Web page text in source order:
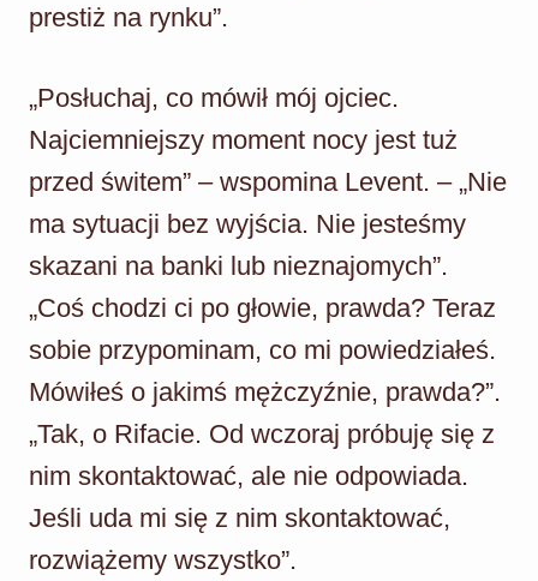
prestiż na rynku”.
„Posłuchaj, co mówił mój ojciec.
Najciemniejszy moment nocy jest tuż
przed świtem” – wspomina Levent. – „Nie
ma sytuacji bez wyjścia. Nie jesteśmy
skazani na banki lub nieznajomych”.
„Coś chodzi ci po głowie, prawda? Teraz
sobie przypominam, co mi powiedziałeś.
Mówiłeś o jakimś mężczyźnie, prawda?”.
„Tak, o Rifacie. Od wczoraj próbuję się z
nim skontaktować, ale nie odpowiada.
Jeśli uda mi się z nim skontaktować,
rozwiążemy wszystko”.